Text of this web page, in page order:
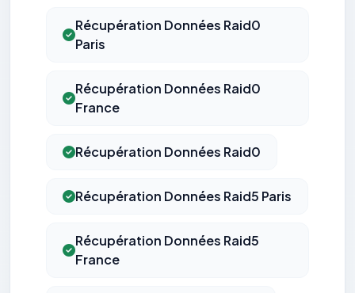
Récupération Données Raid0
Paris
Récupération Données Raid0
France
Récupération Données Raid0
Récupération Données Raid5 Paris
Récupération Données Raid5
France